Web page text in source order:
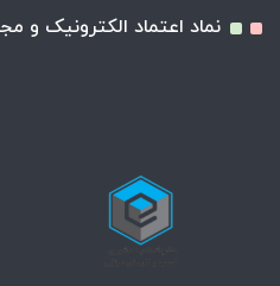
نماد اعتماد الکترونیک و